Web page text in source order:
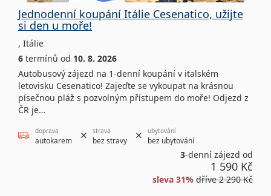
Jednodenní koupání Itálie Cesenatico, užijte
si den u moře!
, Itálie
6 termínů od 10. 8. 2026
Autobusový zájezd na 1-denní koupání v italském
letovisku Cesenatico! Zajeďte se vykoupat na krásnou
písečnou pláž s pozvolným přístupem do moře! Odjezd z
ČR je…
doprava
autokarem
strava
bez stravy
ubytování
bez ubytování
3-denní zájezd od
1 590 Kč
sleva 31% dříve2 290 Kč